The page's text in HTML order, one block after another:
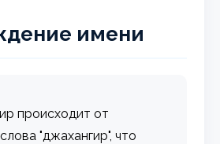
имени
происходит от
"джахангир", что